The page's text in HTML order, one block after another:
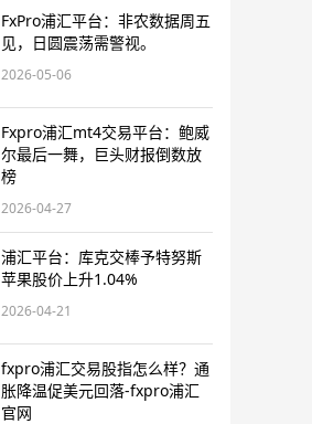
FxPro浦汇平台：非农数据周五
见，日圆震荡需警视。
2026-05-06
Fxpro浦汇mt4交易平台：鲍威
尔最后一舞，巨头财报倒数放
榜
2026-04-27
浦汇平台：库克交棒予特努斯
苹果股价上升1.04%
2026-04-21
fxpro浦汇交易股指怎么样？通
胀降温促美元回落-fxpro浦汇
官网